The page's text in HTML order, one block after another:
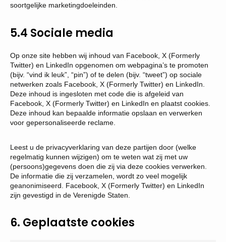
soortgelijke marketingdoeleinden.
5.4 Sociale media
Op onze site hebben wij inhoud van Facebook, X (Formerly
Twitter) en LinkedIn opgenomen om webpagina’s te promoten
(bijv. “vind ik leuk”, “pin”) of te delen (bijv. “tweet”) op sociale
netwerken zoals Facebook, X (Formerly Twitter) en LinkedIn.
Deze inhoud is ingesloten met code die is afgeleid van
Facebook, X (Formerly Twitter) en LinkedIn en plaatst cookies.
Deze inhoud kan bepaalde informatie opslaan en verwerken
voor gepersonaliseerde reclame.
Leest u de privacyverklaring van deze partijen door (welke
regelmatig kunnen wijzigen) om te weten wat zij met uw
(persoons)gegevens doen die zij via deze cookies verwerken.
De informatie die zij verzamelen, wordt zo veel mogelijk
geanonimiseerd. Facebook, X (Formerly Twitter) en LinkedIn
zijn gevestigd in de Verenigde Staten.
6. Geplaatste cookies